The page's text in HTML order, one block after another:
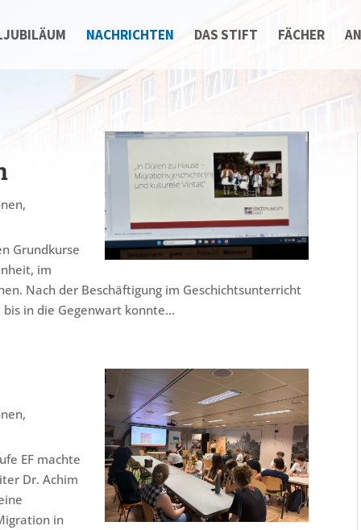
NACHRICHTEN DAS STIFT FÄCHER
,
Grundkurse
im
Nach der Beschäftigung im Geschichtsunterricht
in die Gegenwart konnte...
,
EF machte
Dr. Achim
in